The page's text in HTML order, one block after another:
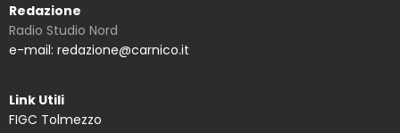
Redazione
Radio Studio Nord
e-mail: redazione@carnico.it
Link Utili
FIGC Tolmezzo